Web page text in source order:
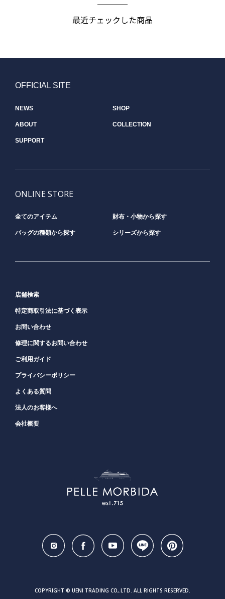
最近チェックした商品
COPYRIGHT © UENI TRADING CO,.LTD. ALL RIGHTS RESERVED.
OFFICIAL SITE
NEWS SHOP
ABOUT COLLECTION
SUPPORT
ONLINE STORE
全てのアイテム 財布・小物から探す
バッグの種類から探す シリーズから探す
店舗検索
特定商取引法に基づく表示
お問い合わせ
修理に関するお問い合わせ
ご利用ガイド
プライバシーポリシー
よくある質問
法人のお客様へ
会社概要